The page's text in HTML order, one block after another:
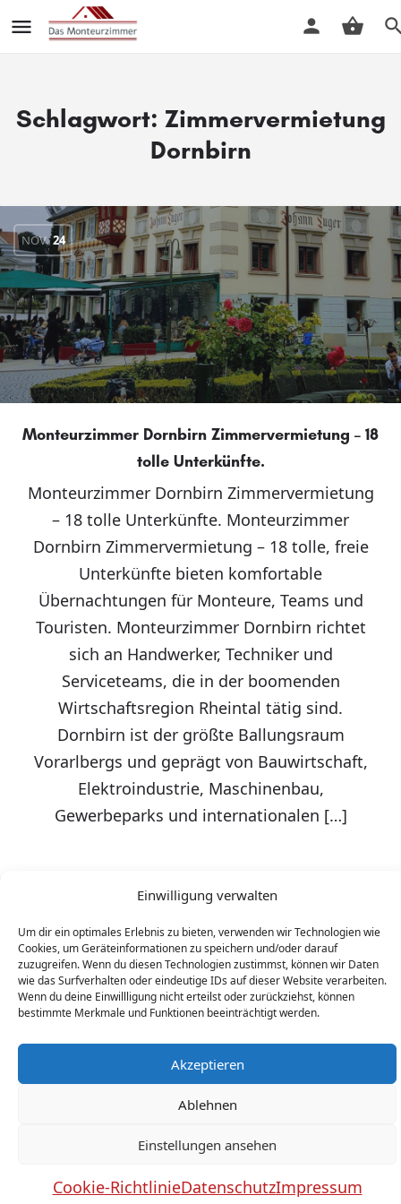
Einwilligung verwalten
Um dir ein optimales Erlebnis zu bieten, verwenden wir Technologien wie
Cookies, um Geräteinformationen zu speichern und/oder darauf
zuzugreifen. Wenn du diesen Technologien zustimmst, können wir Daten
wie das Surfverhalten oder eindeutige IDs auf dieser Website verarbeiten.
Wenn du deine Einwillligung nicht erteilst oder zurückziehst, können
bestimmte Merkmale und Funktionen beeinträchtigt werden.
Akzeptieren
Ablehnen
Einstellungen ansehen
Cookie-RichtlinieDatenschutzImpressum
Schlagwort: Zimmervermietung
Dornbirn
NOV. 24
Monteurzimmer Dornbirn Zimmervermietung – 18
tolle Unterkünfte.
Monteurzimmer Dornbirn Zimmervermietung
– 18 tolle Unterkünfte. Monteurzimmer
Dornbirn Zimmervermietung – 18 tolle, freie
Unterkünfte bieten komfortable
Übernachtungen für Monteure, Teams und
Touristen. Monteurzimmer Dornbirn richtet
sich an Handwerker, Techniker und
Serviceteams, die in der boomenden
Wirtschaftsregion Rheintal tätig sind.
Dornbirn ist der größte Ballungsraum
Vorarlbergs und geprägt von Bauwirtschaft,
Elektroindustrie, Maschinenbau,
Gewerbeparks und internationalen […]